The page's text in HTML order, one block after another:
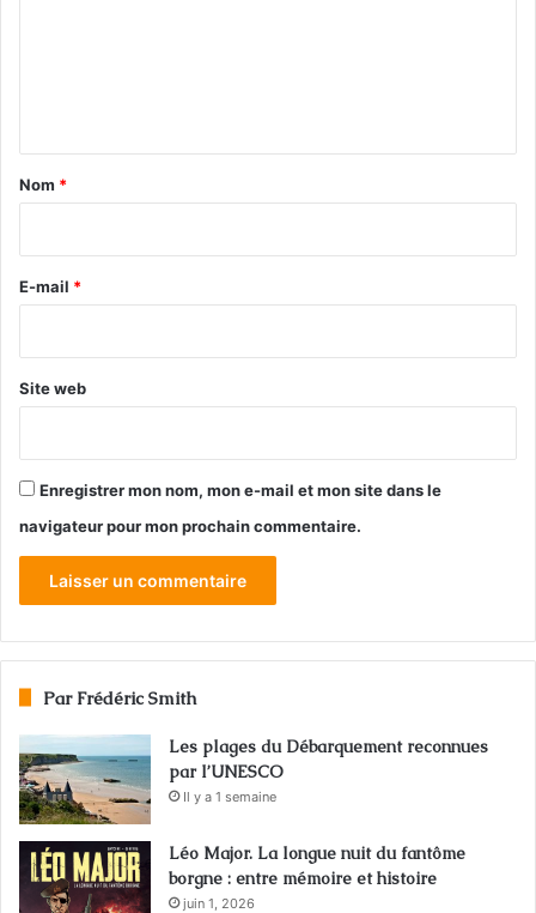
a
e
Nom *
E-mail *
Site web
Enregistrer mon nom, mon e-mail et mon site dans le
navigateur pour mon prochain commentaire.
Par Frédéric Smith
Les plages du Débarquement reconnues
par l’UNESCO
Il y a 1 semaine
Léo Major. La longue nuit du fantôme
borgne : entre mémoire et histoire
juin 1, 2026